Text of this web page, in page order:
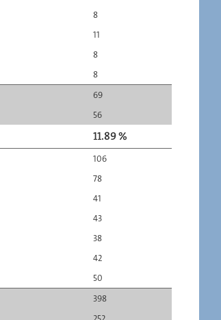
69
56
8
11
8
8
11.89 %
398
106
78
41
43
38
42
50